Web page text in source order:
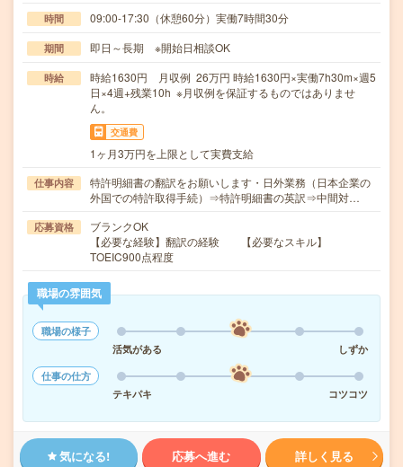
時間 09:00-17:30（休憩60分）実働7時間30分
期間 即日～長期 ※開始日相談OK
時給
時給1630円 月収例 26万円 時給1630円×実働7h30m×週5
日×4週+残業10h ※月収例を保証するものではありませ
ん。
交通費
1ヶ月3万円を上限として実費支給
仕事内容
特許明細書の翻訳をお願いします・日外業務（日本企業の
外国での特許取得手続）⇒特許明細書の英訳⇒中間対…
応募資格
ブランクOK
【必要な経験】翻訳の経験 【必要なスキル】
TOEIC900点程度
職場の雰囲気
職場の様子
活気がある
しずか
仕事の仕方
テキパキ
コツコツ
気になる! 応募へ進む 詳しく見る